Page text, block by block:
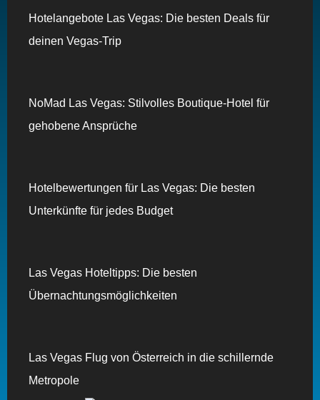
Hotelangebote Las Vegas: Die besten Deals für
deinen Vegas-Trip
NoMad Las Vegas: Stilvolles Boutique-Hotel für
gehobene Ansprüche
Hotelbewertungen für Las Vegas: Die besten
Unterkünfte für jedes Budget
Las Vegas Hoteltipps: Die besten
Übernachtungsmöglichkeiten
Las Vegas Flug von Österreich in die schillernde
Metropole